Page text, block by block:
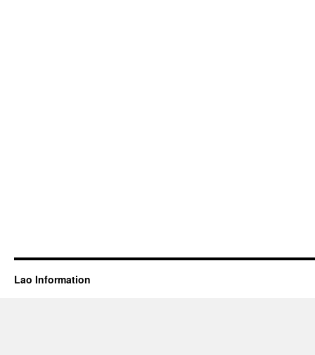
Lao Information